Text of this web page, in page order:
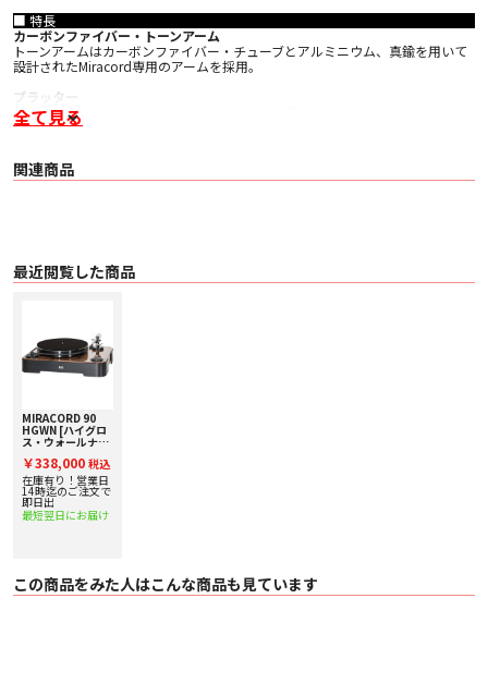
■ 特長
カーボンファイバー・トーンアーム
トーンアームはカーボンファイバー・チューブとアルミニウム、真鍮を用いて
設計されたMiracord専用のアームを採用。
プラッター
プラッターは、ワンピースで製作された35mm厚、6.5Kgのアルミニウム製。
車軸は8mmの硬化スチール製です。２つのブロンズベアリングによってガイド
MDFシャーシ
本体の仕上げは、ハイグロス・ブラック(HGBK)とハイグロス・ウォールナット
(HGWN)をラインアップします。
〇 周波数特性 20Hz〜25kHz
〇 針圧 1.4g±0.4g、14±4mN
〇 直流抵抗 800Ω±20%
〇 出力電圧 2.2〜4.9mV
〇 チャンネルセパレーション >25dB
〇 対応回転数 33 / 45rpm
〇 ピッチコントロール ±5%
〇 出力 金メッキ・Neutrik製RCA端子(金メッキアース端子)
〇 電源部 18V、18W(Lumberg製端子)
〇 カラー
・ ハイグロス・ブラック(HGBK)
〇 付属品 フォノケーブル、取扱説明書
〇 ​備考 ダストカバー別売り ¥30,000 /¥33,000(税込)
全て見る
関連商品
最近閲覧した商品
MIRACORD 90
HGWN [ハイグロ
ス・ウォールナッ
ク] アナログプレ
ーヤー 下取り査定
額20%アップ実施
中！
￥338,000 税込
在庫有り！営業日
14時迄のご注文で
即日出
最短翌日にお届け
この商品をみた人はこんな商品も見ています